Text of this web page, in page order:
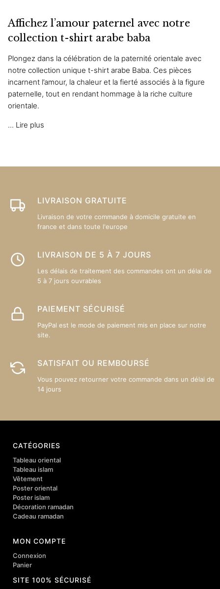
variations.
Les
peuvent
être
choisies
sur
Affichez l’amour paternel avec notre
collection t-shirt arabe baba
Plongez dans la célébration de la paternité orientale avec
notre collection unique t-shirt arabe Baba. Ces pièces
incarnent l’amour, la chaleur et la fierté associés à la figure
paternelle, tout en rendant hommage à la riche culture
orientale.
... Lire plus
LIVRAISON GRATUITE
Livraison de votre commande à domicile gratuite en
france et dans toute l'europe
LIVRAISON DE 5 À 7 JOURS
Les délais de traitement des commandes ont un délai de
5 à 7 jours ouvrables
PAIEMENT SÉCURISÉ
PayPal est le mode de paiement mis en place sur notre
site.
SATISFAIT OU REMBOURSÉ
Vous pouvez retourner votre commande dans un délai de
14 jours
CATÉGORIES
Tableau oriental
Tableau islam
Vêtement
Poster oriental
Poster islam
Décoration ramadan
Cadeau ramadan
MON COMPTE
Connexion
Panier
SITE 100% SÉCURISÉ